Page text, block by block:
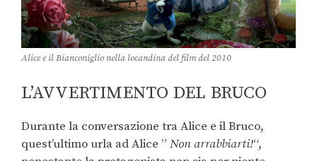
Alice e il Bianconiglio nella locandina del film del 2010
L’AVVERTIMENTO DEL BRUCO
Durante la conversazione tra Alice e il Bruco,
quest’ultimo urla ad Alice ” Non arrabbiarti!“,